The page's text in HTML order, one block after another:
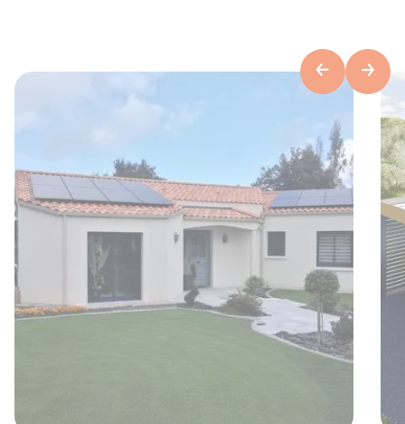
PreviousNext